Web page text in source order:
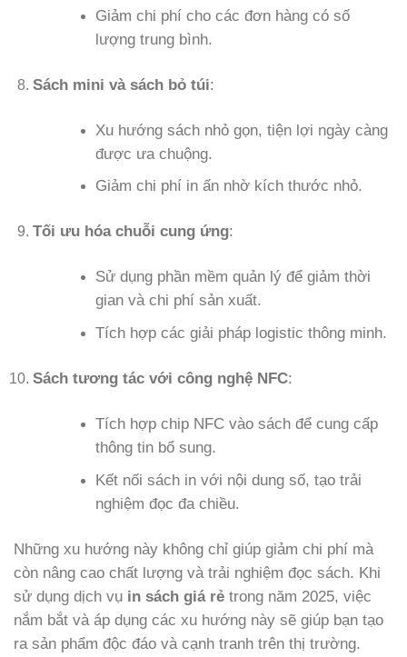
Giảm chi phí cho các đơn hàng có số
lượng trung bình.
Sách mini và sách bỏ túi:
Xu hướng sách nhỏ gọn, tiện lợi ngày càng
được ưa chuộng.
Giảm chi phí in ấn nhờ kích thước nhỏ.
Tối ưu hóa chuỗi cung ứng:
Sử dụng phần mềm quản lý để giảm thời
gian và chi phí sản xuất.
Tích hợp các giải pháp logistic thông minh.
Sách tương tác với công nghệ NFC:
Tích hợp chip NFC vào sách để cung cấp
thông tin bổ sung.
Kết nối sách in với nội dung số, tạo trải
nghiệm đọc đa chiều.
Những xu hướng này không chỉ giúp giảm chi phí mà
còn nâng cao chất lượng và trải nghiệm đọc sách. Khi
sử dụng dịch vụ in sách giá rẻ trong năm 2025, việc
nắm bắt và áp dụng các xu hướng này sẽ giúp bạn tạo
ra sản phẩm độc đáo và cạnh tranh trên thị trường.